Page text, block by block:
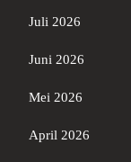
Juli 2026
Juni 2026
Mei 2026
April 2026